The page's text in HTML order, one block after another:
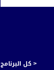
< كل البرنامج